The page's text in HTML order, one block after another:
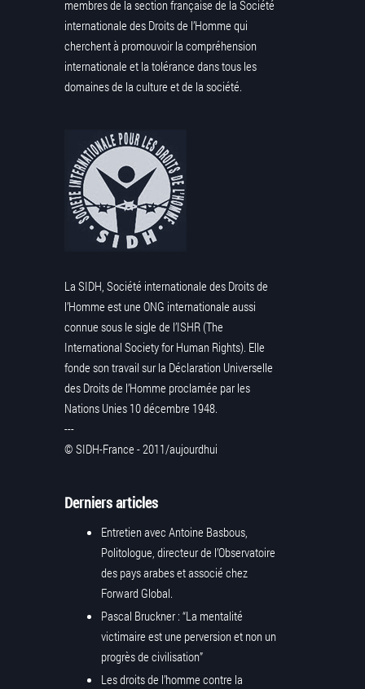
membres de la section française de la Société
internationale des Droits de l’Homme qui
cherchent à promouvoir la compréhension
internationale et la tolérance dans tous les
domaines de la culture et de la société.
La SIDH, Société internationale des Droits de
l’Homme est une ONG internationale aussi
connue sous le sigle de l’ISHR (The
International Society for Human Rights). Elle
fonde son travail sur la Déclaration Universelle
des Droits de l’Homme proclamée par les
Nations Unies 10 décembre 1948.
---
© SIDH-France - 2011/aujourdhui
Derniers articles
Entretien avec Antoine Basbous,
Politologue, directeur de l’Observatoire
des pays arabes et associé chez
Forward Global.
Pascal Bruckner : “La mentalité
victimaire est une perversion et non un
progrès de civilisation”
Les droits de l’homme contre la